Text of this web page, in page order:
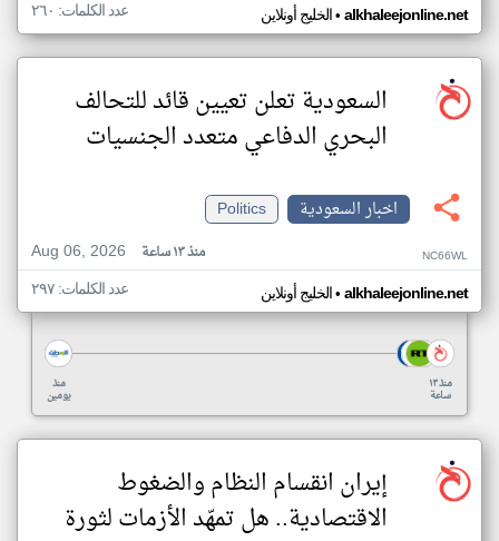
الخليج أونلاين• alkhaleejonline.net عدد الكلمات: ٢٦٠
السعودية تعلن تعيين قائد للتحالف
البحري الدفاعي متعدد الجنسيات
اخبار السعودية
Politics
Aug 06, 2026
منذ ١٣ ساعة NC66WL
الخليج أونلاين• alkhaleejonline.net عدد الكلمات: ٢٩٧
منذ
يومين
منذ ١٣
ساعة
إيران انقسام النظام والضغوط
الاقتصادية.. هل تمهّد الأزمات لثورة